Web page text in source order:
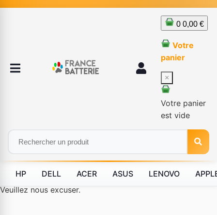
0 0,00 €
Votre
panier
×
Votre panier
est vide
HP DELL ACER ASUS LENOVO
Le produit #BLD--12232 n'est plus disponible à la vente.
Veuillez nous excuser.